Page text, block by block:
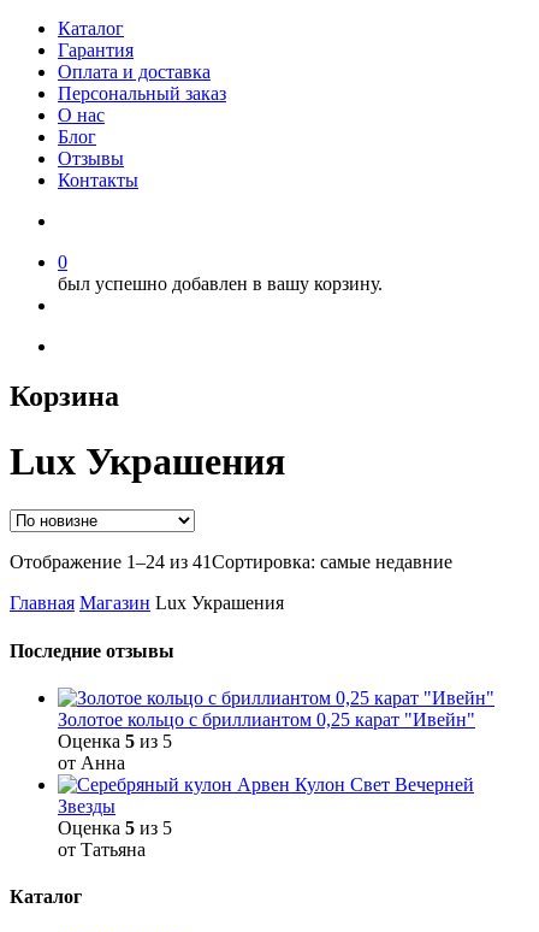
Каталог
Гарантия
Оплата и доставка
Персональный заказ
О нас
Блог
Отзывы
Контакты
0
был успешно добавлен в вашу корзину.
Корзина
Lux Украшения
Отображение 1–24 из 41Сортировка: самые недавние
Главная Магазин Lux Украшения
Последние отзывы
Золотое кольцо с бриллиантом 0,25 карат "Ивейн"
Оценка 5 из 5
от Анна
Кулон Свет Вечерней
Звезды
Оценка 5 из 5
от Татьяна
Каталог